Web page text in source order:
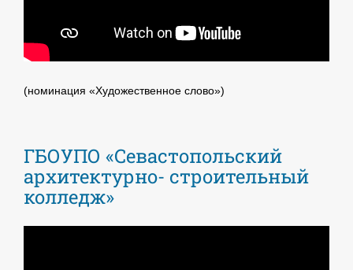
(номинация «Художественное слово»)
ГБОУПО «Севастопольский
архитектурно- строительный
колледж»